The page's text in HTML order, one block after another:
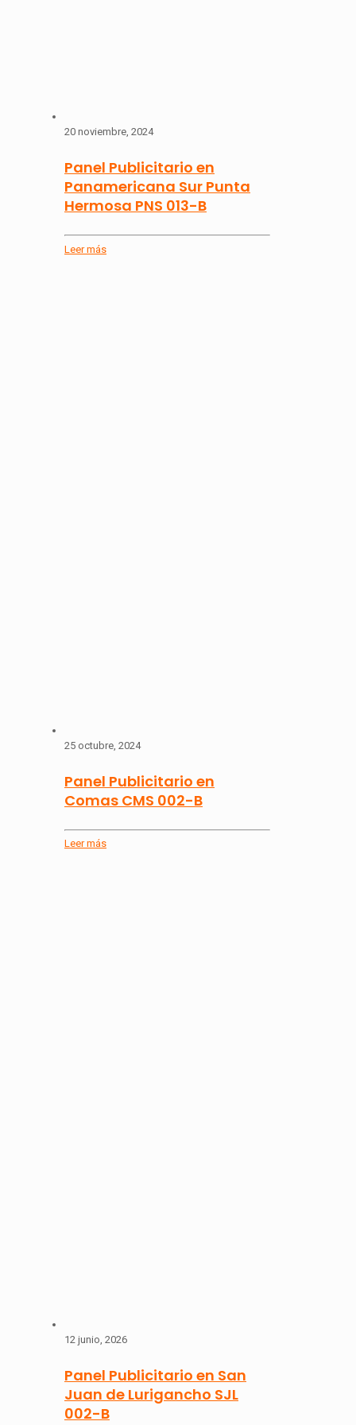
20 noviembre, 2024
Panel Publicitario en
Panamericana Sur Punta
Hermosa PNS 013-B
Leer más
25 octubre, 2024
Panel Publicitario en
Comas CMS 002-B
Leer más
12 junio, 2026
Panel Publicitario en San
Juan de Lurigancho SJL
002-B